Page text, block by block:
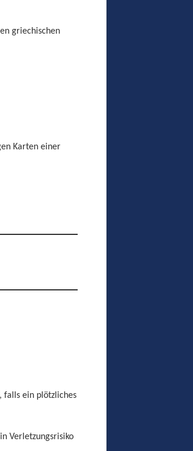
griechischen
Karten einer
falls ein plötzliches
Verletzungsrisiko